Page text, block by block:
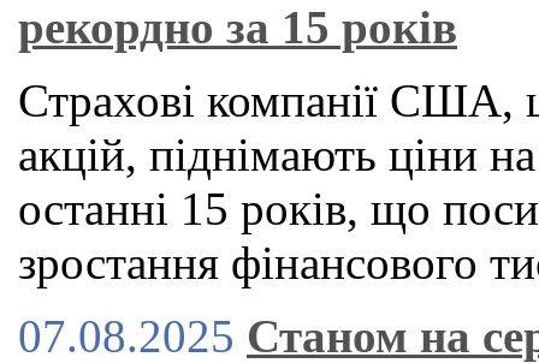
рекордно за 15 років
Страхові компанії США,
акцій, піднімають ціни
останні 15 років, що
зростання фінансового
07.08.2025 Станом на